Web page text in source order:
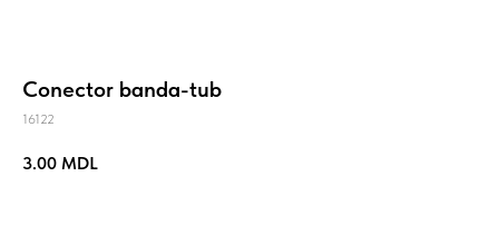
Conector banda-tub
16122
3.00 MDL